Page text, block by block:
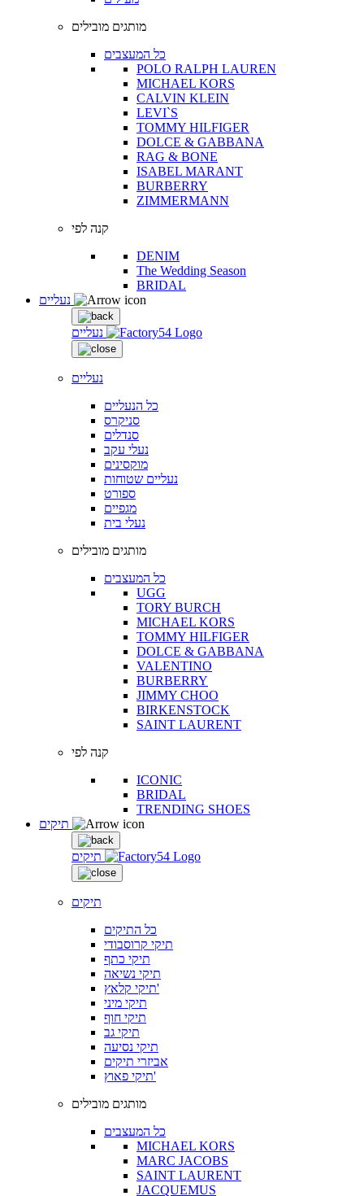
מותגים מובילים
כל המעצבים
POLO RALPH LAUREN
MICHAEL KORS
CALVIN KLEIN
LEVI`S
TOMMY HILFIGER
DOLCE & GABBANA
RAG & BONE
ISABEL MARANT
BURBERRY
ZIMMERMANN
קנה לפי
DENIM
The Wedding Season
BRIDAL
נעליים
נעליים
כל הנעליים
סניקרס
סנדלים
נעלי עקב
מוקסינים
נעליים שטוחות
ספורט
מגפיים
נעלי בית
מותגים מובילים
כל המעצבים
UGG
TORY BURCH
MICHAEL KORS
TOMMY HILFIGER
DOLCE & GABBANA
VALENTINO
BURBERRY
JIMMY CHOO
BIRKENSTOCK
SAINT LAURENT
קנה לפי
ICONIC
BRIDAL
TRENDING SHOES
תיקים
תיקים
כל התיקים
תיקי קרוסבודי
תיקי כתף
תיקי נשיאה
תיקי קלאץ'
תיקי מיני
תיקי חוף
תיקי גב
תיקי נסיעה
אביזרי תיקים
תיקי פאוץ'
מותגים מובילים
כל המעצבים
MICHAEL KORS
MARC JACOBS
SAINT LAURENT
JACQUEMUS